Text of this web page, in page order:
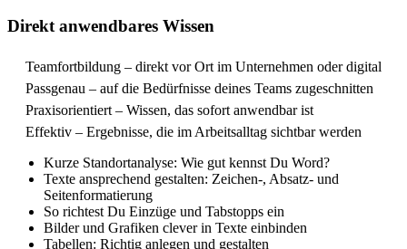
Direkt anwendbares Wissen
Teamfortbildung – direkt vor Ort im Unternehmen oder digital
Passgenau – auf die Bedürfnisse deines Teams zugeschnitten
Praxisorientiert – Wissen, das sofort anwendbar ist
Effektiv – Ergebnisse, die im Arbeitsalltag sichtbar werden
Kurze Standortanalyse: Wie gut kennst Du Word?
Texte ansprechend gestalten: Zeichen-, Absatz- und
Seitenformatierung
So richtest Du Einzüge und Tabstopps ein
Bilder und Grafiken clever in Texte einbinden
Tabellen: Richtig anlegen und gestalten